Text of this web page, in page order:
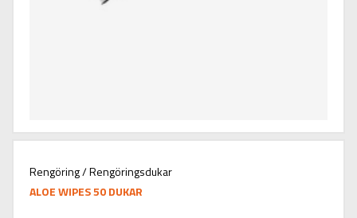
Rengöring / Rengöringsdukar
ALOE WIPES 50 DUKAR